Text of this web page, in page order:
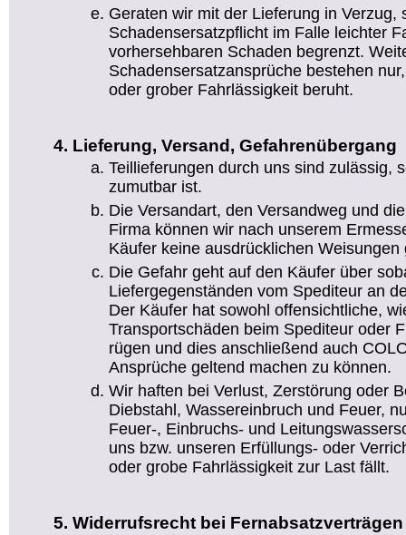
Geraten wir mit der Lieferung in Verzug,
Schadensersatzpflicht im Falle leichter
vorhersehbaren Schaden begrenzt.
Schadensersatzansprüche bestehen
oder grober Fahrlässigkeit beruht.
Lieferung, Versand, Gefahrenübergang
Teillieferungen durch uns sind zulässig,
zumutbar ist.
Die Versandart, den Versandweg und
Firma können wir nach unserem
Käufer keine ausdrücklichen Weisungen
Die Gefahr geht auf den Käufer über
Liefergegenständen vom Spediteur an
Der Käufer hat sowohl offensichtliche,
Transportschäden beim Spediteur oder
rügen und dies anschließend auch
Ansprüche geltend machen zu können.
Wir haften bei Verlust, Zerstörung oder
Diebstahl, Wassereinbruch und Feuer,
Feuer-, Einbruchs- und
uns bzw. unseren Erfüllungs- oder
oder grobe Fahrlässigkeit zur Last fällt.
Widerrufsrecht bei Fernabsatzverträgen